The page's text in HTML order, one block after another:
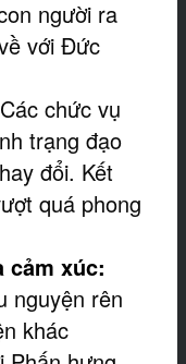
người ra
với Đức
Các chức vụ
trạng đạo
đổi. Kết
quá phong
cảm xúc:
nguyện rên
khác